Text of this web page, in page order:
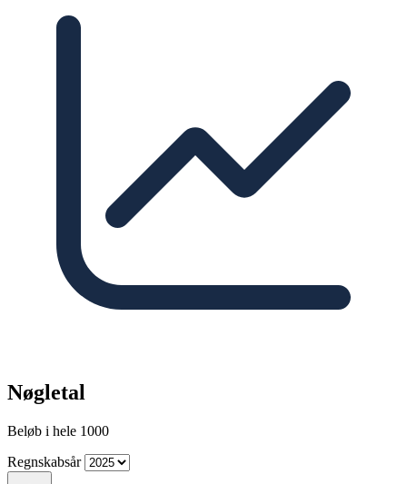
Nøgletal
Beløb i hele 1000
Regnskabsår